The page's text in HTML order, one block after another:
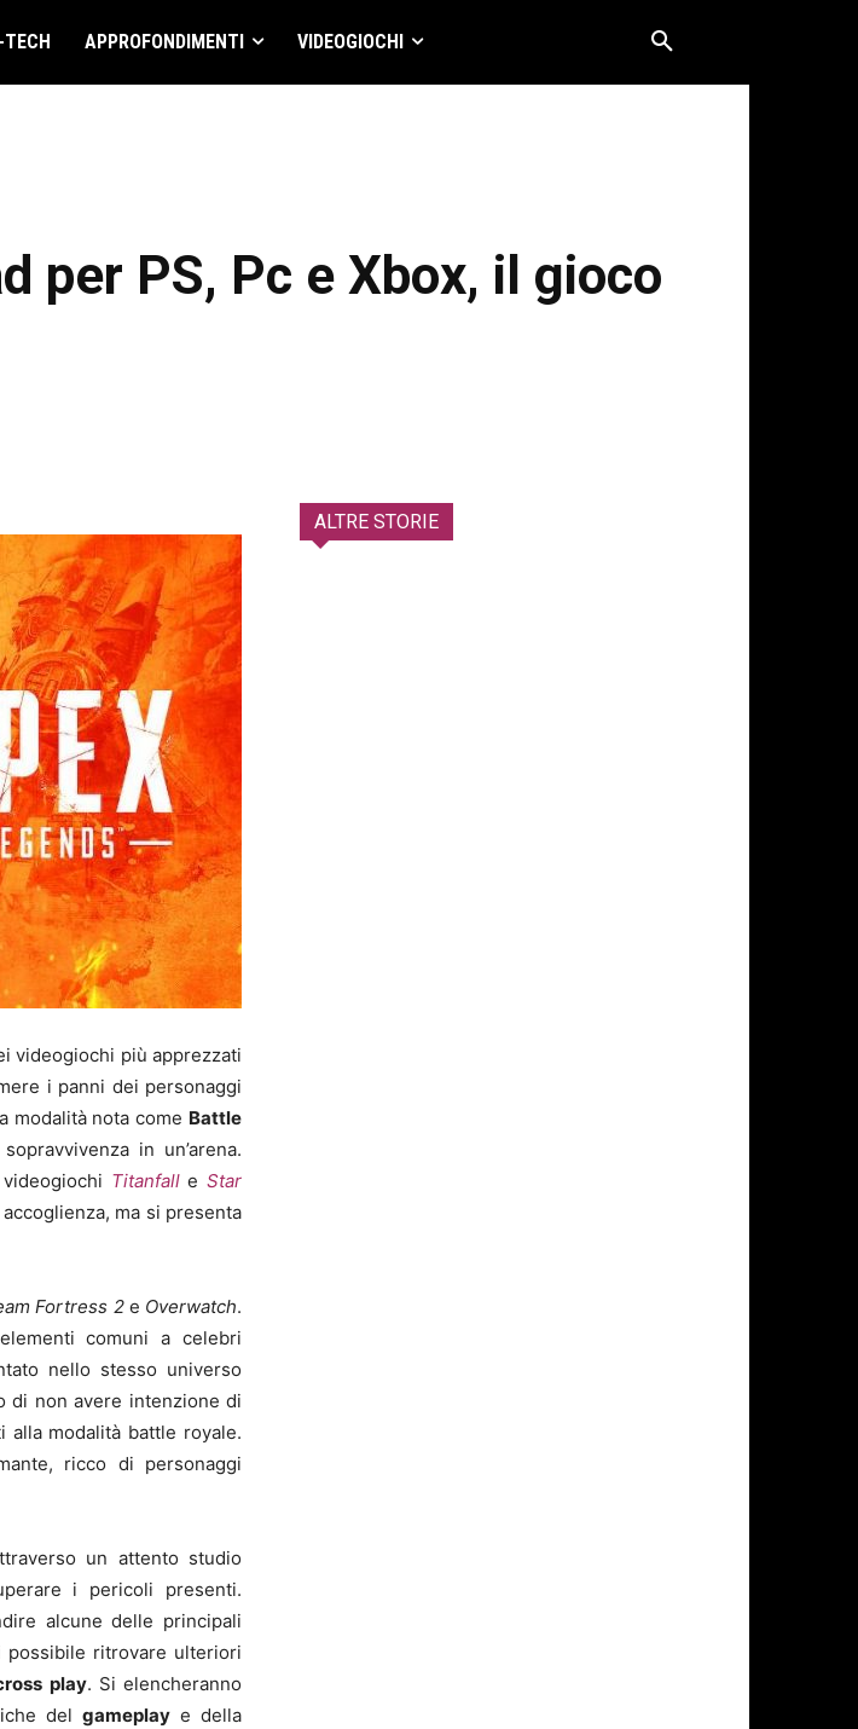
TECH APPROFONDIMENTI VIDEOGIOCHI
per PS, Pc e Xbox, il gioco
videogiochi più apprezzati
i panni dei personaggi
modalità nota come Battle
in un’arena.
Titanfall eStar
ma si presenta
Fortress 2 e Overwatch.
comuni a celebri
nello stesso universo
di non avere intenzione di
modalità battle royale.
ricco di personaggi
un attento studio
i pericoli presenti.
alcune delle principali
possibile ritrovare ulteriori
play. Si elencheranno
delgameplay e della
ALTRE STORIE